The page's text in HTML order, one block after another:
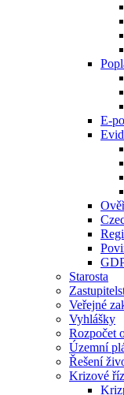
E-
Starosta
Veřejné
Vyhlášky
Rozpočet
Územní
Řešení
Krizové